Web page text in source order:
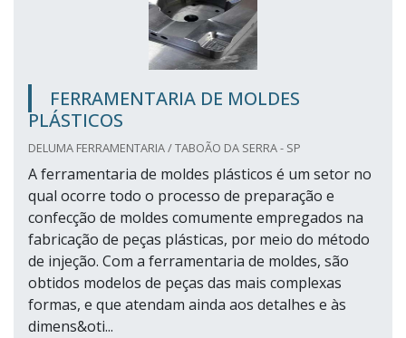
FERRAMENTARIA DE MOLDES
PLÁSTICOS
DELUMA FERRAMENTARIA / TABOÃO DA SERRA - SP
A ferramentaria de moldes plásticos é um setor no
qual ocorre todo o processo de preparação e
confecção de moldes comumente empregados na
fabricação de peças plásticas, por meio do método
de injeção. Com a ferramentaria de moldes, são
obtidos modelos de peças das mais complexas
formas, e que atendam ainda aos detalhes e às
dimens&oti...